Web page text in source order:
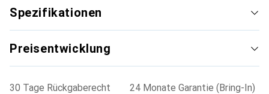
Etiketten und Schilder in durchgängigem Format sowie
Schrumpfhüllen bedrucken. Die Menüauswahl auf dem
kann über eine USB-Schnittstelle mit anderen Systemen
verbunden werden. Separat erhältlich im Blister-Pack oder
Spezifikationen
Preisentwicklung
30 Tage Rückgaberecht
24 Monate Garantie (Bring-In)